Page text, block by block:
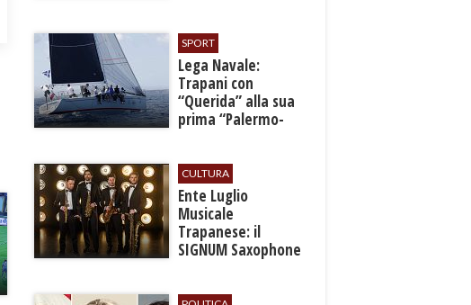
SPORT
​Lega Navale:
Trapani con
“Querida” alla sua
prima “Palermo-
CULTURA
Ente Luglio
Musicale
Trapanese: il
SIGNUM Saxophone